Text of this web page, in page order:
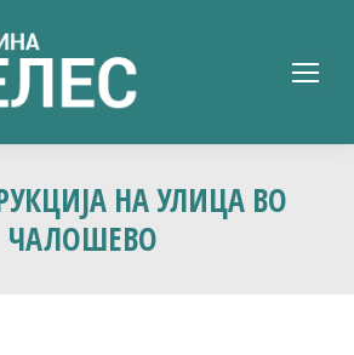
НА УЛИЦА ВО
ЧАЛОШЕВО